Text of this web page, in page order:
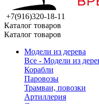
+7(916)320-18-11
Каталог товаров
Каталог товаров
Модели из дерева
Все - Модели из
Корабли
Паровозы
Трамваи, повозки
Артиллерия